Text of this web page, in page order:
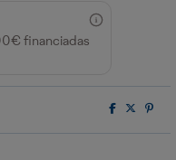
financiadas